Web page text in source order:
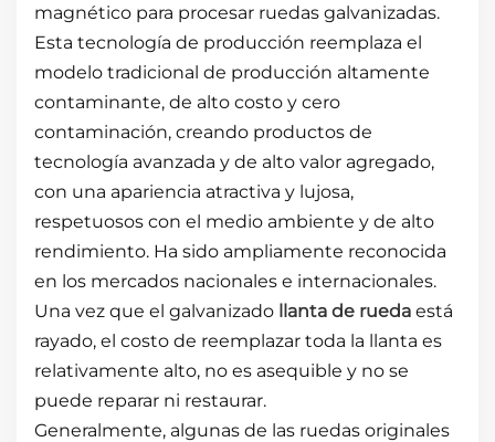
magnético para procesar ruedas galvanizadas.
Esta tecnología de producción reemplaza el
modelo tradicional de producción altamente
contaminante, de alto costo y cero
contaminación, creando productos de
tecnología avanzada y de alto valor agregado,
con una apariencia atractiva y lujosa,
respetuosos con el medio ambiente y de alto
rendimiento. Ha sido ampliamente reconocida
en los mercados nacionales e internacionales.
Una vez que el galvanizado llanta de rueda está
rayado, el costo de reemplazar toda la llanta es
relativamente alto, no es asequible y no se
puede reparar ni restaurar.
Generalmente, algunas de las ruedas originales